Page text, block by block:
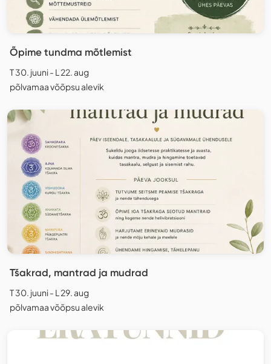
Õpime tundma mõtlemist
T 30. juuni - L 22. aug
põlvamaa võõpsu alevik
Tšakrad, mantrad ja mudrad
T 30. juuni - L 29. aug
põlvamaa võõpsu alevik